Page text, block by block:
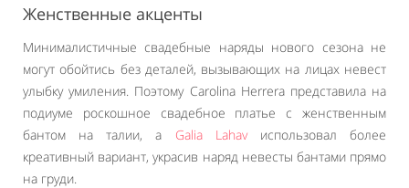
Женственные акценты
Минималистичные свадебные наряды нового сезона не
могут обойтись без деталей, вызывающих на лицах невест
улыбку умиления. Поэтому Carolina Herrera представила на
подиуме роскошное свадебное платье с женственным
бантом на талии, а Galia Lahavиспользовал более
креативный вариант, украсив наряд невесты бантами прямо
на груди.